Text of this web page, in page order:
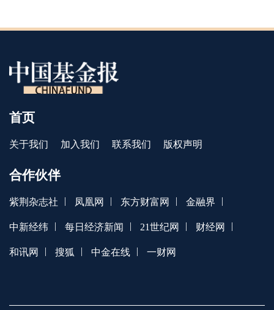
首页
关于我们 加入我们 联系我们 版权声明
合作伙伴
紫荆杂志社 凤凰网 东方财富网 金融界
中新经纬 每日经济新闻 21世纪网 财经网
和讯网 搜狐 中金在线 一财网